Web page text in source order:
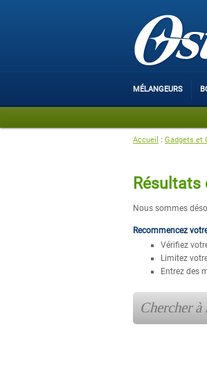
MÉLANGEURS
Accueil : Gadgets et
Résultats
Nous sommes
Recommencez
Vérifiez
Limitez
Entrez des